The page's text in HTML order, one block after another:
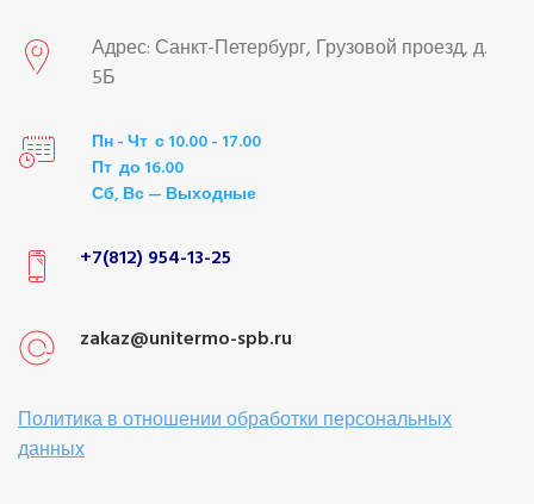
Адрес: Санкт-Петербург, Грузовой проезд, д.
5Б
Пн - Чт с 10.00 - 17.00
Пт до 16.00
Сб, Вс — Выходные
+7(812) 954-13-25
zakaz@unitermo-spb.ru
Политика в отношении обработки персональных
данных